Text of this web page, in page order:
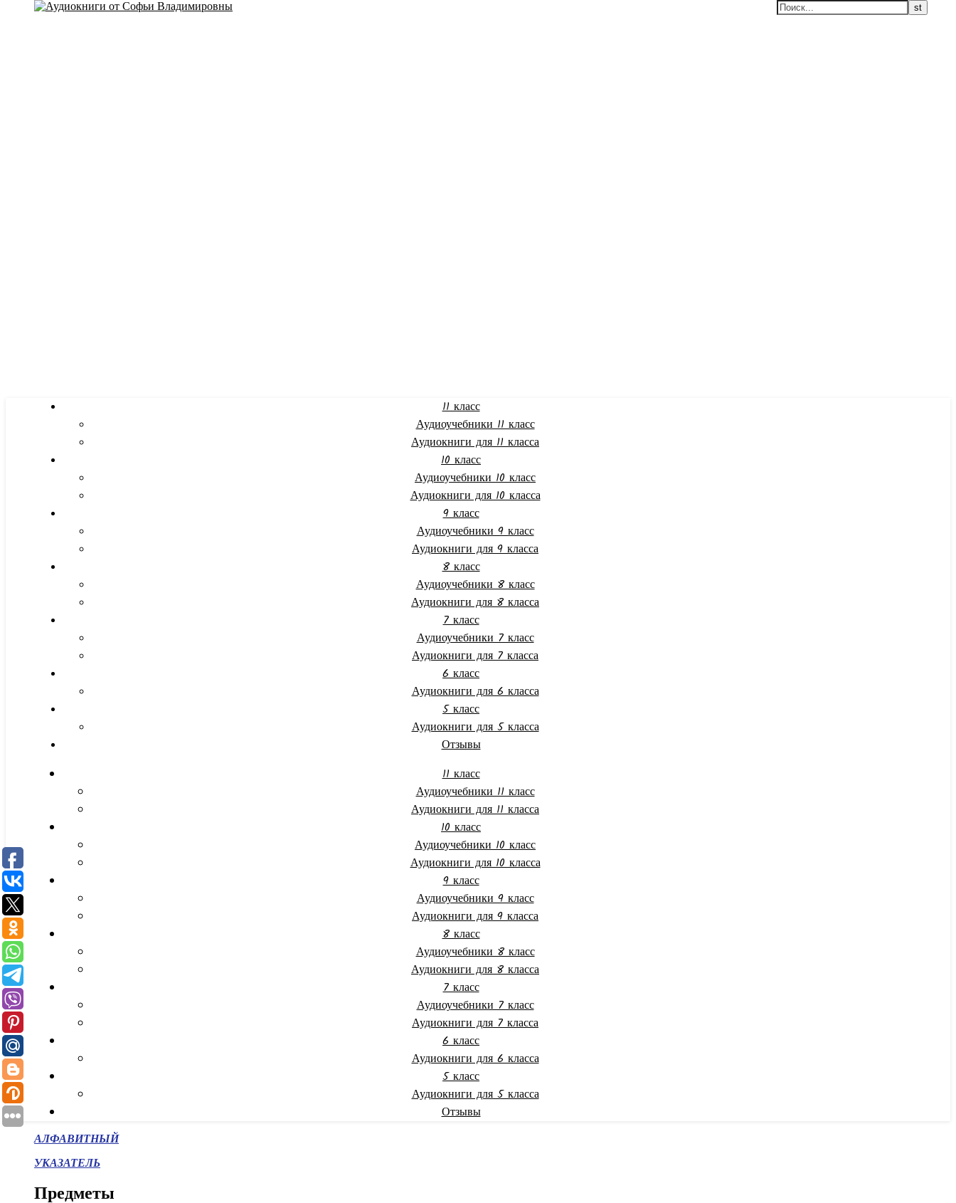
11 класс
Аудиоучебники 11 класс
Аудиокниги для 11 класса
10 класс
Аудиоучебники 10 класс
Аудиокниги для 10 класса
9 класс
Аудиоучебники 9 класс
Аудиокниги для 9 класса
8 класс
Аудиоучебники 8 класс
Аудиокниги для 8 класса
7 класс
Аудиоучебники 7 класс
Аудиокниги для 7 класса
6 класс
Аудиокниги для 6 класса
5 класс
Аудиокниги для 5 класса
Отзывы
11 класс
Аудиоучебники 11 класс
Аудиокниги для 11 класса
10 класс
Аудиоучебники 10 класс
Аудиокниги для 10 класса
9 класс
Аудиоучебники 9 класс
Аудиокниги для 9 класса
8 класс
Аудиоучебники 8 класс
Аудиокниги для 8 класса
7 класс
Аудиоучебники 7 класс
Аудиокниги для 7 класса
6 класс
Аудиокниги для 6 класса
5 класс
Аудиокниги для 5 класса
Отзывы
АЛФАВИТНЫЙ
УКАЗАТЕЛЬ
Предметы